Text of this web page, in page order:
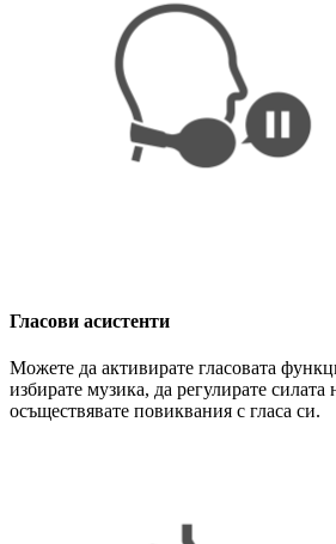
Гласови асистенти
Можете да активирате гласовата
избирате музика, да регулирате силата
осъществявате повиквания с гласа си.